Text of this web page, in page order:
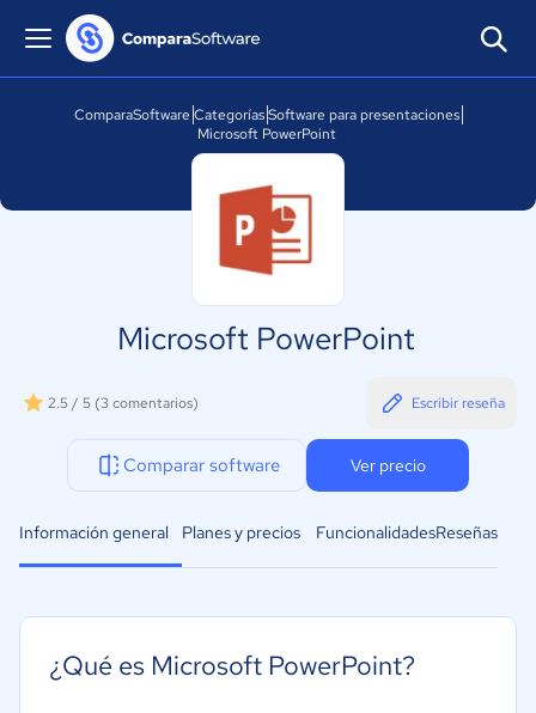
ComparaSoftware Categorías Software para presentaciones
Microsoft PowerPoint
Microsoft PowerPoint
2.5 / 5 (3 comentarios) Escribir reseña
Comparar software Ver precio
Información general Planes y precios FuncionalidadesReseñas
¿Qué es Microsoft PowerPoint?